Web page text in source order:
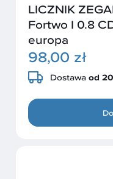
LICZNIK
Fortwo I 0.8
europa
98,00 zł
Dostawa od